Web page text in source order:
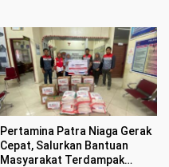
Pertamina Patra Niaga Gerak
Cepat, Salurkan Bantuan
Masyarakat Terdampak